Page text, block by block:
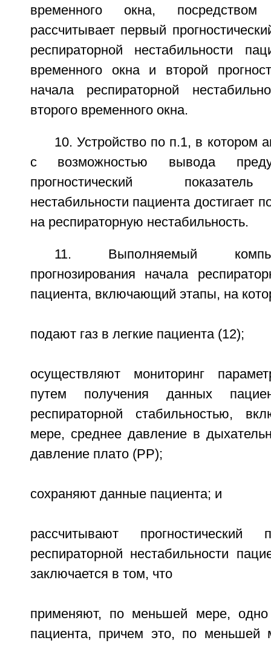
временного окна, посредством
рассчитывает первый
респираторной нестабильности
временного окна и второй
начала респираторной
второго временного окна.
10. Устройство по п.1, в котором
с возможностью вывода
прогностический
нестабильности пациента достигает
на респираторную нестабильность.
11. Выполняемый
прогнозирования начала
пациента, включающий этапы, на
подают газ в легкие пациента (12);
осуществляют мониторинг
путем получения данных
респираторной стабильностью,
мере, среднее давление в
давление плато (PP);
сохраняют данные пациента; и
рассчитывают прогностический
респираторной нестабильности
заключается в том, что
применяют, по меньшей мере,
пациента, причем это, по меньшей